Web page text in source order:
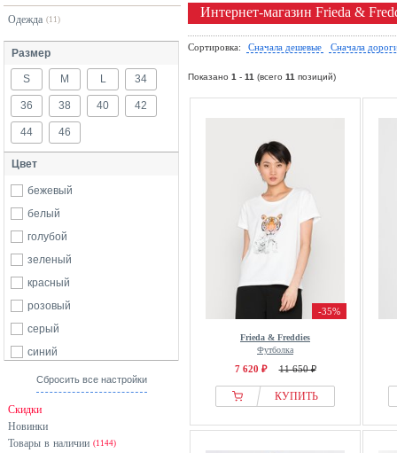
Одежда (11)
Размер
S M L 34
36 38 40 42
44 46
Цвет
бежевый
белый
голубой
зеленый
красный
розовый
серый
синий
черный
Сбросить все настройки
Скидки
Новинки
Товары в наличии (1144)
Интернет-магазин Frieda &
Сортировка: Сначала дешевые Сначала
Показано 1 - 11 (всего 11 позиций)
-35%
Frieda & Freddies
Футболка
7 620 ₽ 11 650 ₽
КУПИТЬ